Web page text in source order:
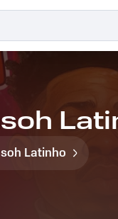
Latinho